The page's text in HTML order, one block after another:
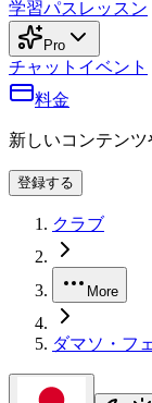
学習パス レッスン
Pro
チャット イベント
料金
新しいコンテンツ
登録する
クラブ
More
ダマソ・フ